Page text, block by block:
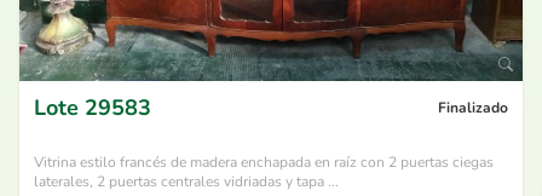
Lote 29583 Finalizado
Vitrina estilo francés de madera enchapada en raíz con 2 puertas ciegas
laterales, 2 puertas centrales vidriadas y tapa ...